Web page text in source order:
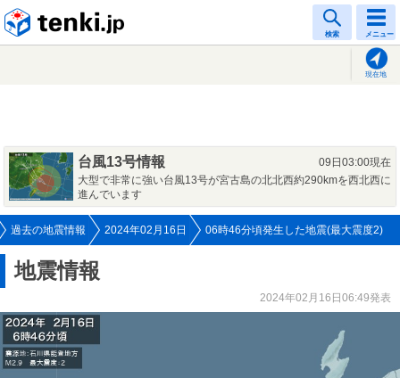
検索 メニュー
現在地
台風13号情報
09日03:00現在
大型で非常に強い台風13号が宮古島の北北西約290kmを西北西に
進んでいます
過去の地震情報 2024年02月16日 06時46分頃発生した地震(最大震度2)
地震情報
2024年02月16日06:49発表